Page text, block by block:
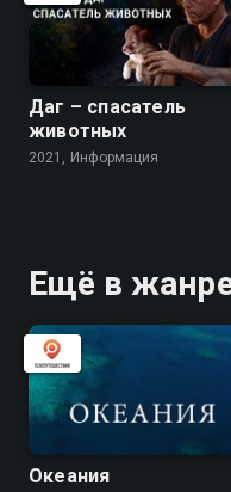
Даг – спасатель
животных
2021, Информация
Ещё в
Океания